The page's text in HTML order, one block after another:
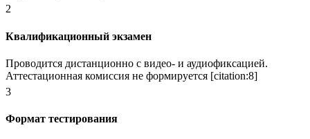
2
Квалификационный экзамен
Проводится дистанционно с видео- и аудиофиксацией.
Аттестационная комиссия не формируется [citation:8]
3
Формат тестирования